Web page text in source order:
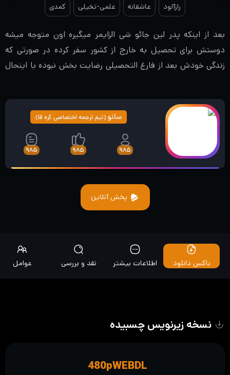
رازآلود عاشقانه علمی-تخیلی کمدی
بعد از اینکه پدر لین جائو شی الزایمر میگیره اون متوجه میشه
دوستش برای تحصیل به خارج از کشور سفر کرده در صورتی که
زندگی خودش بعد از فارغ التحصیلی رضایت بخش نبوده با اینحال
کنه
سانو (تیم ترجمه اختصاصی کره فا)
۹۸۵ ۹۸۵ ۹۸۵
پخش آنلاین
باکس دانلود اطلاعات بیشتر نقد و بررسی عوامل
نسخه زیرنویس چسبیده
480pWEBDL